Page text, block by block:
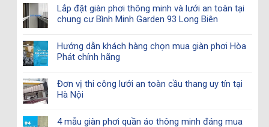
Lắp đặt giàn phơi thông minh và lưới an toàn tại
chung cư Bình Minh Garden 93 Long Biên
Hướng dẫn khách hàng chọn mua giàn phơi Hòa
Phát chính hãng
Đơn vị thi công lưới an toàn cầu thang uy tín tại
Hà Nội
4 mẫu giàn phơi quần áo thông minh đáng mua